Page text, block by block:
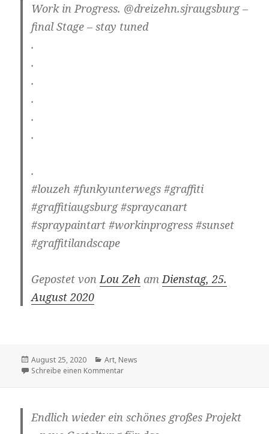
Work in Progress. @dreizehn.sjraugsburg –
final Stage – stay tuned
.
.
.
.
.
.
.
#louzeh #funkyunterwegs #graffiti
#graffitiaugsburg #spraycanart
#spraypaintart #workinprogress #sunset
#graffitilandscape
Gepostet von Lou Zeh am Dienstag, 25.
August 2020
Veröffentlicht
am
August 25, 2020 Kategorien
Art, News
Schreibe einen Kommentarzu
Endlich wieder ein schönes großes Projekt